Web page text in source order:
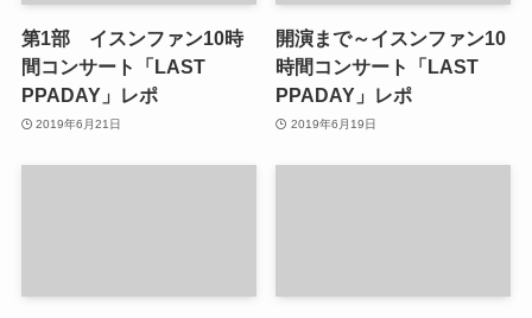
第1部 イスンファン10時
間コンサート「LAST
PPADAY」レポ
2019年6月21日
開演まで～イスンファン10
時間コンサート「LAST
PPADAY」レポ
2019年6月19日